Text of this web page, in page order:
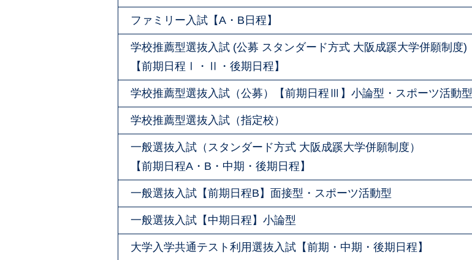
ファミリー入試【A・B日程】
学校推薦型選抜入試 (公募 スタンダード方式 大阪成蹊大学併願制度)
【前期日程Ⅰ・Ⅱ・後期日程】
学校推薦型選抜入試（公募）【前期日程Ⅲ】小論型・スポーツ活動型
学校推薦型選抜入試（指定校）
一般選抜入試（スタンダード方式 大阪成蹊大学併願制度）
【前期日程A・B・中期・後期日程】
一般選抜入試【前期日程B】面接型・スポーツ活動型
一般選抜入試【中期日程】小論型
大学入学共通テスト利用選抜入試【前期・中期・後期日程】